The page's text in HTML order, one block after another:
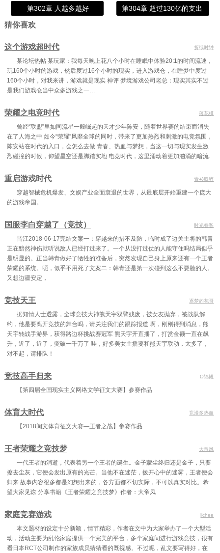
第302章 人越多越好 第304章 超过130亿的支出
猜你喜欢
这个游戏超时代 折纸时钟
某论坛热帖 某玩家：我每天晚上花八个小时在睡眠中体验20:1的时间流速，
玩160个小时的游戏，然后度过16个小时的现实，进入游戏仓，在睡梦中度过
160个小时，对我来讲，游戏就是现实 神评 梦境游戏公司老总：现实其实不过
是我们游戏仓当中众多游戏之一…
荣耀之电竞时代 落花棋
曾经“联盟”里如同流星一般崛起的天才少年陈安，随着世界赛的结束而消失
在了人海之中 如今“荣耀”风靡全球的同时，带来了更加热烈和刺激的电竞氛围，
陈安站在时代的入口，会怎么去做 青春、热血与梦想，当这一切与现实发生激
烈碰撞的时候，仰望星空还是脚踏实地 电竞时代，这里涌动着更加汹涌的暗流.
重启游戏时代 青衫取醉
穿越智械危机爆发、文娱产业全面衰退的世界，从最底层开始重建一个庞大
的游戏帝国。
国服李白穿越了（竞技） 时光眷客
晋江2018-06-17完结文案一：穿越来的措不及防，临时成了边关主将的韩青
正在黯然神伤就听说敌人已经打过来了。一个从没打过仗的人能守住吗结局似乎
是明显的。正当韩青做好了牺牲的准备后，突然发现自己身上原来还有一个王者
荣耀的系统。呃，似乎不用死了文案二：韩青还是第一次碰到这么不要脸的人。
又想边疆安定，
竞技天王 逐梦的花哥
据知情人士透露，全球竞技大神熊天宇双臂残废，被女友抛弃，被战队解
约，他是要离开竞技的舞台吗，请关注我们的跟踪报道 啊，刚刚得到消息，熊
天宇转战手游界，获得路边杯挑战赛冠军 熊天宇开直播了，打赏金额一直在飙
升，近了，近了，突破一千万了 哇，好多美女主播要和熊天宇联动，太多了，
对不起，请排队！
竞技高手归来 Q锦鲤
【第四届全国现实主义网络文学征文大赛】参赛作品
体育大时代 竞漫多热血
【2018阅文体育征文大赛—王者之战】参赛作品
王者荣耀之竞技梦 大帝凤
一代王者的消逝，代表着另一个王者的诞生。金子蒙尘终归还是金子，只要
擦去尘灰，它便会发出原有的光芒。当他不在迷茫，拨开心中的迷雾，王者便会
归来 故事内容很多都是幻想出来的，各方面都不切实际，不可以真实对比。希
望大家见谅 分享书籍《王者荣耀之竞技梦》作者：大帝凤
家庭竞赛游戏 lichee
本文题材的设定十分新颖，情节精彩，作者在文中为大家举办了一个大型活
动，活动主要为乱伦家庭提供一个完美的平台，多个家庭间进行游戏竞技，很有
看日本RCT公司制作的家族成员猜猜看的既视感。不过呢，乱文要写得好，在